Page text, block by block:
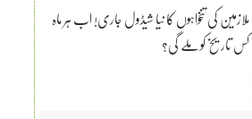
ملازمین کی تنخواہوں کا نیا شیڈول جاری! اب ہر ماہ
کس تاریخ کو ملے گی؟